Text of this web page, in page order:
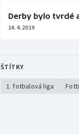
Derby bylo tvrdé
14. 4. 2019
ŠTÍTKY
1. fotbalová liga